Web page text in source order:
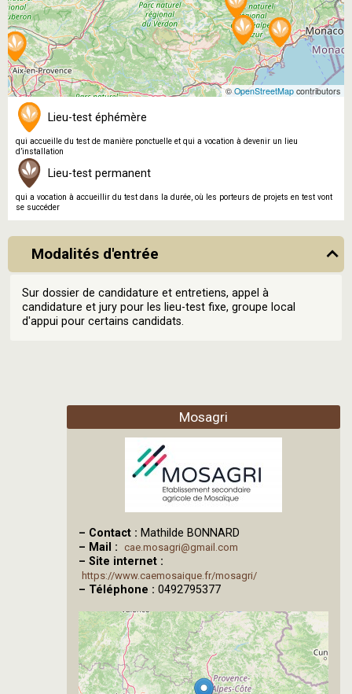
© OpenStreetMap contributors
Lieu-test éphémère
qui accueille du test de manière ponctuelle et qui a vocation à devenir un lieu
d’installation
Lieu-test permanent
qui a vocation à accueillir du test dans la durée, où les porteurs de projets en test vont
se succéder
Modalités d'entrée
Sur dossier de candidature et entretiens, appel à
candidature et jury pour les lieu-test fixe, groupe local
d'appui pour certains candidats.
Mosagri
– Contact : Mathilde BONNARD
– Mail : cae.mosagri@gmail.com
– Site internet :
https://www.caemosaique.fr/mosagri/
– Téléphone : 0492795377